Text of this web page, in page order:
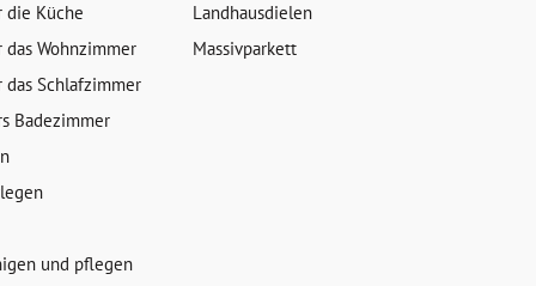
die Küche
Wohnzimmer
Schlafzimmer
Badezimmer
und pflegen
Landhausdielen
Massivparkett